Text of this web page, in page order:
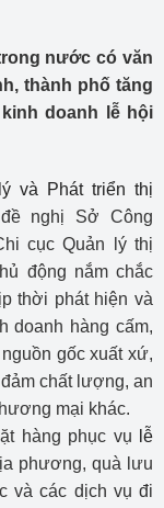
nước có văn
thành phố tăng
doanh lễ hội
và Phát triển thị
nghị Sở Công
cục Quản lý thị
động nắm chắc
thời phát hiện và
doanh hàng cấm,
gốc xuất xứ,
chất lượng, an
mại khác.
hàng phục vụ
lễ
phương, quà lưu
và các dịch vụ đi